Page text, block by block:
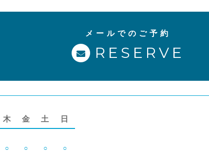
メールでのご予約
RESERVE
木 金 土 日
○ ○ ○ ○